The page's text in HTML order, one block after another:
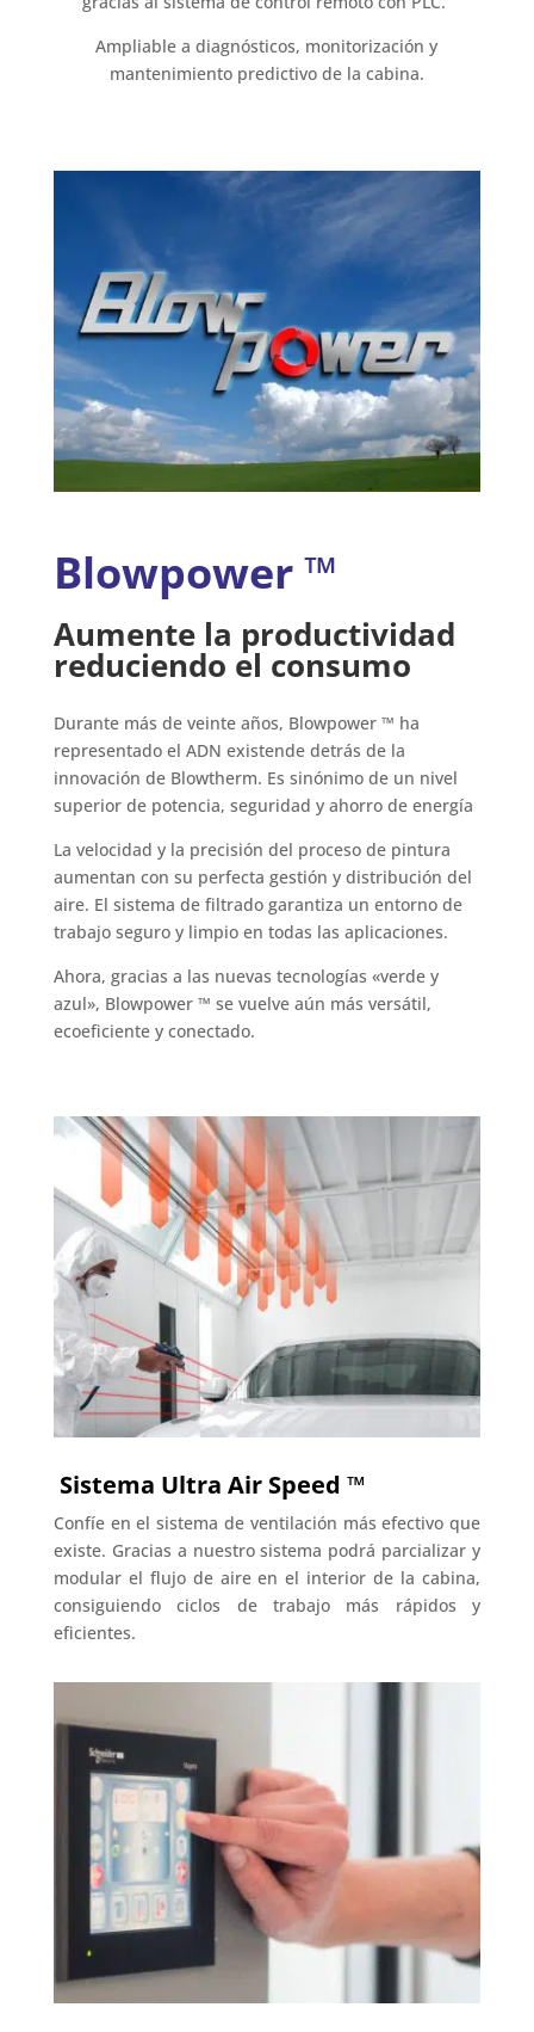
Ampliable a diagnósticos, monitorización y
mantenimiento predictivo de la cabina.
Blowpower ™
Aumente la productividad
reduciendo el consumo
Durante más de veinte años, Blowpower ™ ha
representado el ADN existende detrás de la
innovación de Blowtherm. Es sinónimo de un nivel
superior de potencia, seguridad y ahorro de energía
La velocidad y la precisión del proceso de pintura
aumentan con su perfecta gestión y distribución del
aire. El sistema de filtrado garantiza un entorno de
trabajo seguro y limpio en todas las aplicaciones.
Ahora, gracias a las nuevas tecnologías «verde y
azul», Blowpower ™ se vuelve aún más versátil,
ecoeficiente y conectado.
Sistema Ultra Air Speed ​​™
Confíe en el sistema de ventilación más efectivo que
existe. Gracias a nuestro sistema podrá parcializar y
modular el flujo de aire en el interior de la cabina,
consiguiendo ciclos de trabajo más rápidos y
eficientes.